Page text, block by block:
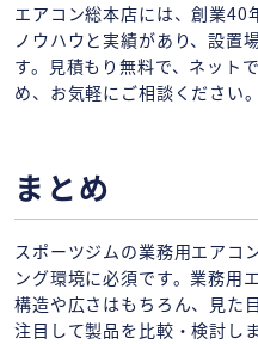
エアコン総本店には、創業40
ノウハウと実績があり、設置
す。見積もり無料で、ネット
め、お気軽にご相談ください。
まとめ
スポーツジムの業務用エアコ
ング環境に必須です。業務用
構造や広さはもちろん、見た
注目して製品を比較・検討しま